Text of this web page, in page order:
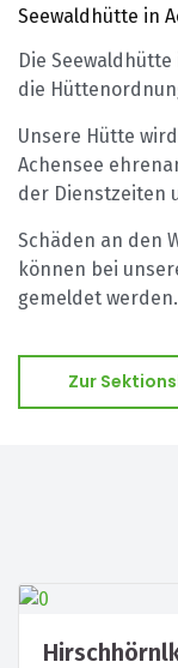
Seewaldhütte in
Die
die
Unsere Hütte
Achensee
der Dienstzeiten
Schäden an den
können bei
gemeldet werden.
Zur